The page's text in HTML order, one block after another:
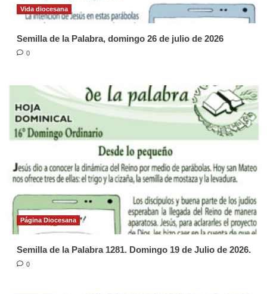
Vida diocesana
Semilla de la Palabra, domingo 26 de julio de 2026
0
Página Diocesana
Semilla de la Palabra 1281. Domingo 19 de Julio de 2026.
0